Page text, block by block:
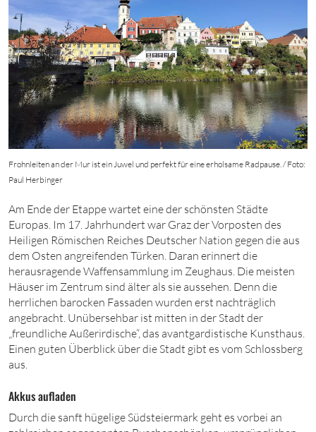
Frohnleiten an der Mur ist ein Juwel und perfekt für eine erholsame Radpause. / Foto:
Paul Herbinger
Am Ende der Etappe wartet eine der schönsten Städte
Europas. Im 17. Jahrhundert war Graz der Vorposten des
Heiligen Römischen Reiches Deutscher Nation gegen die aus
dem Osten angreifenden Türken. Daran erinnert die
herausragende Waffensammlung im Zeughaus. Die meisten
Häuser im Zentrum sind älter als sie aussehen. Denn die
herrlichen barocken Fassaden wurden erst nachträglich
angebracht. Unübersehbar ist mitten in der Stadt der
„freundliche Außerirdische“, das avantgardistische Kunsthaus.
Einen guten Überblick über die Stadt gibt es vom Schlossberg
aus.
Akkus aufladen
Durch die sanft hügelige Südsteiermark geht es vorbei an